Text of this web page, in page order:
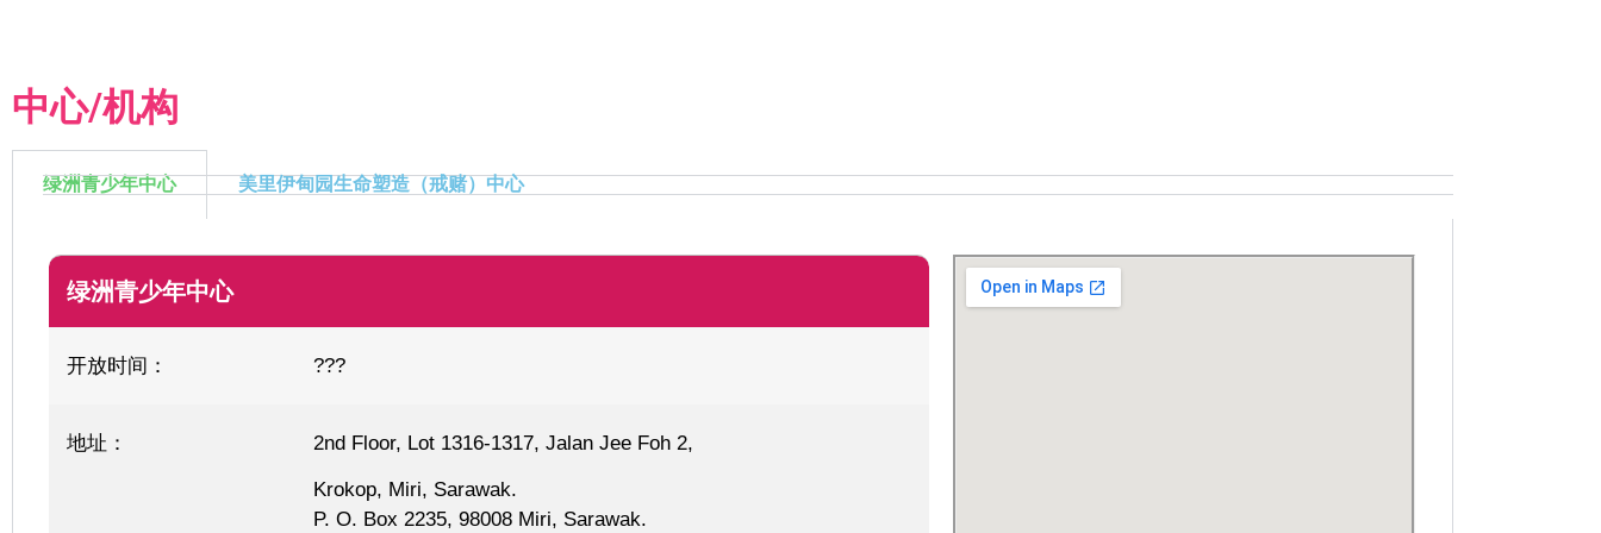
中心/机构
绿洲青少年中心 美里伊甸园生命塑造（戒赌）中心
绿洲青少年中心
开放时间： ???
地址： 2nd Floor, Lot 1316-1317, Jalan Jee Foh 2,
Krokop, Miri, Sarawak.
P. O. Box 2235, 98008 Miri, Sarawak.